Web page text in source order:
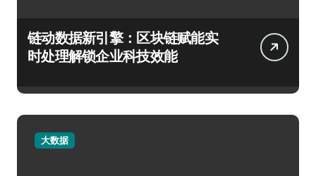
链动数据新引擎：区块链赋能实
时处理解锁企业科技效能
大数据